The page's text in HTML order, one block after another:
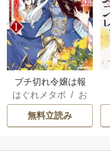
ブチ切れ令嬢は報
復を誓いました。
はぐれメタボ / お
おのいも /
無料立読み